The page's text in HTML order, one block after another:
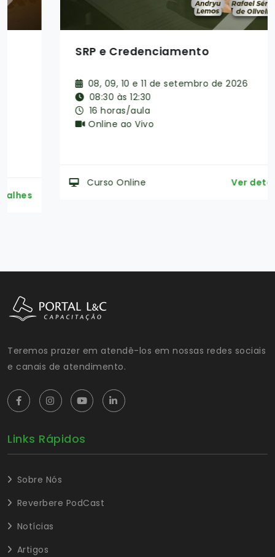
SRP e Credenciamento
08, 09, 10 e 11 de setembro de 2026
08:30 às 12:30
16 horas/aula
Online ao Vivo
Curso Online Ver detalhes
Teremos prazer em atendê-los em nossas redes sociais
e canais de atendimento.
Links Rápidos
Sobre Nós
Reverbere PodCast
Notícias
Artigos